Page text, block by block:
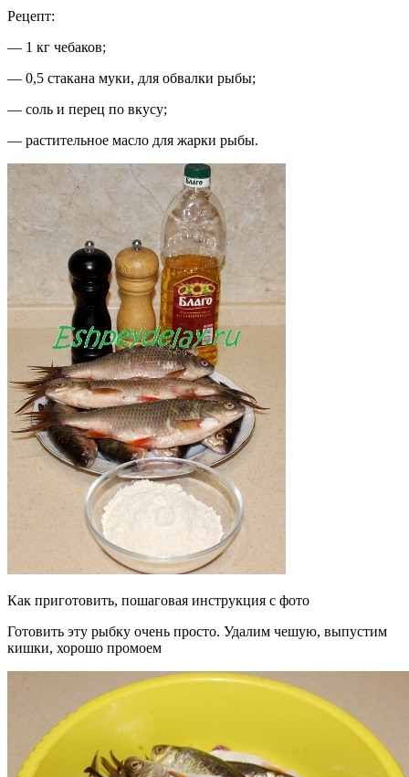
Рецепт:
— 1 кг чебаков;
— 0,5 стакана муки, для обвалки рыбы;
— соль и перец по вкусу;
— растительное масло для жарки рыбы.
Как приготовить, пошаговая инструкция с фото
Готовить эту рыбку очень просто. Удалим чешую, выпустим
кишки, хорошо промоем